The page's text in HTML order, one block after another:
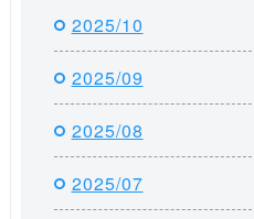
2025/10
2025/09
2025/08
2025/07